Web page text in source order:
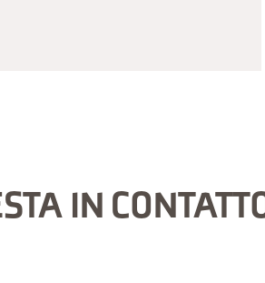
IN